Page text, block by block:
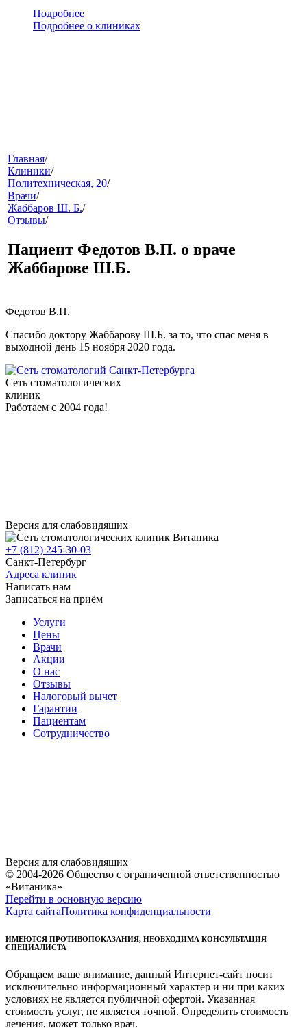
Подробнее
Подробнее о клиниках
меню
клиники
Главная/
Клиники/
Политехническая, 20/
Врачи/
Жаббаров Ш. Б./
Отзывы/
Пациент Федотов В.П. о враче
Жаббарове Ш.Б.
Федотов В.П.
Спасибо доктору Жаббарову Ш.Б. за то, что спас меня в
выходной день 15 ноября 2020 года.
Сеть стоматологических
клиник
Работаем с 2004 года!
Версия для слабовидящих
+7 (812) 245-30-03
Санкт-Петербург
Адреса клиник
Написать нам
Записаться на приём
Услуги
Цены
Врачи
Акции
О нас
Отзывы
Налоговый вычет
Гарантии
Пациентам
Сотрудничество
Версия для слабовидящих
© 2004-2026 Общество с ограниченной ответственностью
«Витаника»
Перейти в основную версию
Карта сайтаПолитика конфиденциальности
ИМЕЮТСЯ ПРОТИВОПОКАЗАНИЯ, НЕОБХОДИМА КОНСУЛЬТАЦИЯ
СПЕЦИАЛИСТА
Обращаем ваше внимание, данный Интернет-сайт носит
исключительно информационный характер и ни при каких
условиях не является публичной офертой. Указанная
стоимость услуг, не является точной. Определить стоимость
лечения, может только врач.